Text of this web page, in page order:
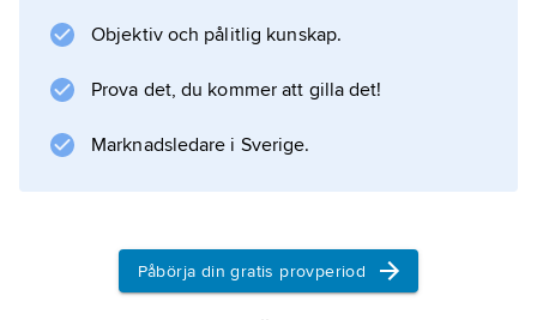
1884 med nuvarande namn,
tabloidformat sedan 2006.
Tidningen övergick i familjen
Sommelius
beslöt Helsingborgs Dagblad att bilda ett
gemensamt tidningsbolag med Nordvästra
Objektiv och pålitlig kunskap.
Prova det, du kommer att gilla det!
Marknadsledare i Sverige.
Påbörja din gratis provperiod